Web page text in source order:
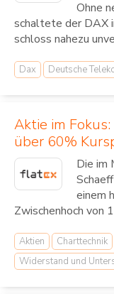
Ohne
schaltete der DAX
schloss nahezu
Dax Deutsche
Aktie im
über 60%
Die im
einem
Zwischenhoch von
Aktien Charttechnik
Widerstand und